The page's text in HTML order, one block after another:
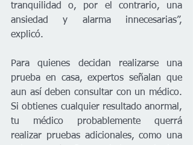
tranquilidad o, por el contrario, una
ansiedad y alarma innecesarias”,
explicó.
Para quienes decidan realizarse una
prueba en casa, expertos señalan que
aun así deben consultar con un médico.
Si obtienes cualquier resultado anormal,
tu médico probablemente querrá
realizar pruebas adicionales, como una